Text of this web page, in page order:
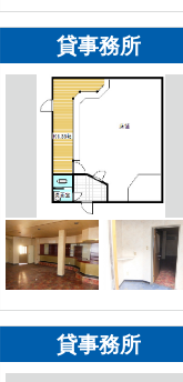
貸事務所
貸事務所